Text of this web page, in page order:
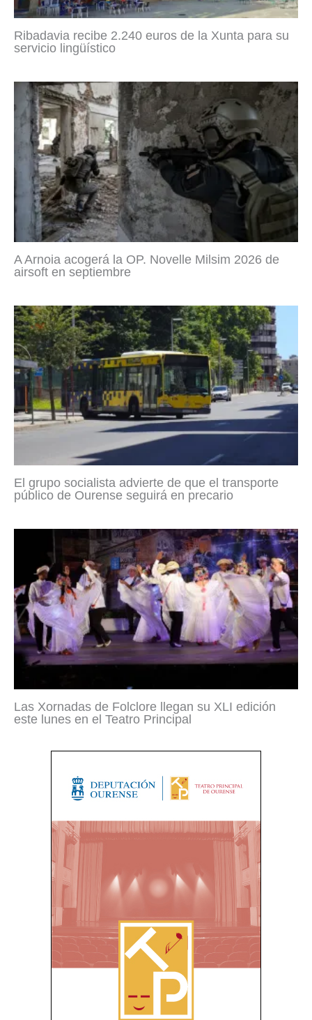
Ribadavia recibe 2.240 euros de la Xunta para su
servicio lingüístico
A Arnoia acogerá la OP. Novelle Milsim 2026 de
airsoft en septiembre
El grupo socialista advierte de que el transporte
público de Ourense seguirá en precario
Las Xornadas de Folclore llegan su XLI edición
este lunes en el Teatro Principal